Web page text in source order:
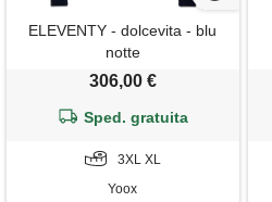
ELEVENTY - dolcevita - blu
notte
306,00 €
Sped. gratuita
3XL XL
Yoox